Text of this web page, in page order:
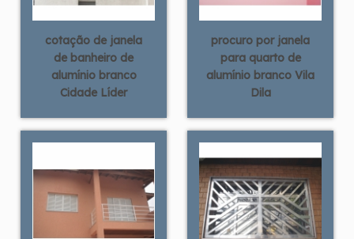
cotação de janela
de banheiro de
alumínio branco
Cidade Líder
procuro por janela
para quarto de
alumínio branco Vila
Dila